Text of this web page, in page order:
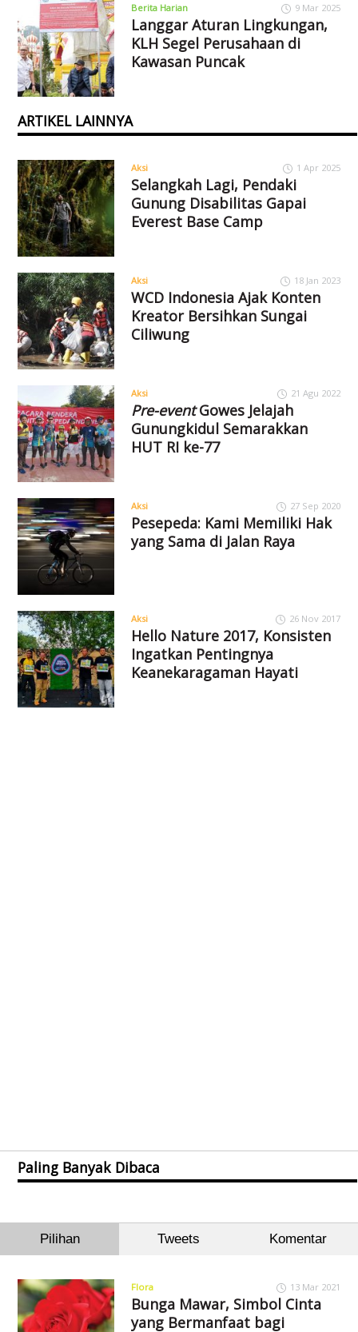
Berita Harian 9 Mar 2025
Langgar Aturan Lingkungan,
KLH Segel Perusahaan di
Kawasan Puncak
ARTIKEL LAINNYA
Aksi 1 Apr 2025
Selangkah Lagi, Pendaki
Gunung Disabilitas Gapai
Everest Base Camp
Aksi 18 Jan 2023
WCD Indonesia Ajak Konten
Kreator Bersihkan Sungai
Ciliwung
Aksi 21 Agu 2022
Pre-eventGowes Jelajah
Gunungkidul Semarakkan
HUT RI ke-77
Aksi 27 Sep 2020
Pesepeda: Kami Memiliki Hak
yang Sama di Jalan Raya
Aksi 26 Nov 2017
Hello Nature 2017, Konsisten
Ingatkan Pentingnya
Keanekaragaman Hayati
Paling Banyak Dibaca
Pilihan Tweets Komentar
Flora 13 Mar 2021
Bunga Mawar, Simbol Cinta
yang Bermanfaat bagi